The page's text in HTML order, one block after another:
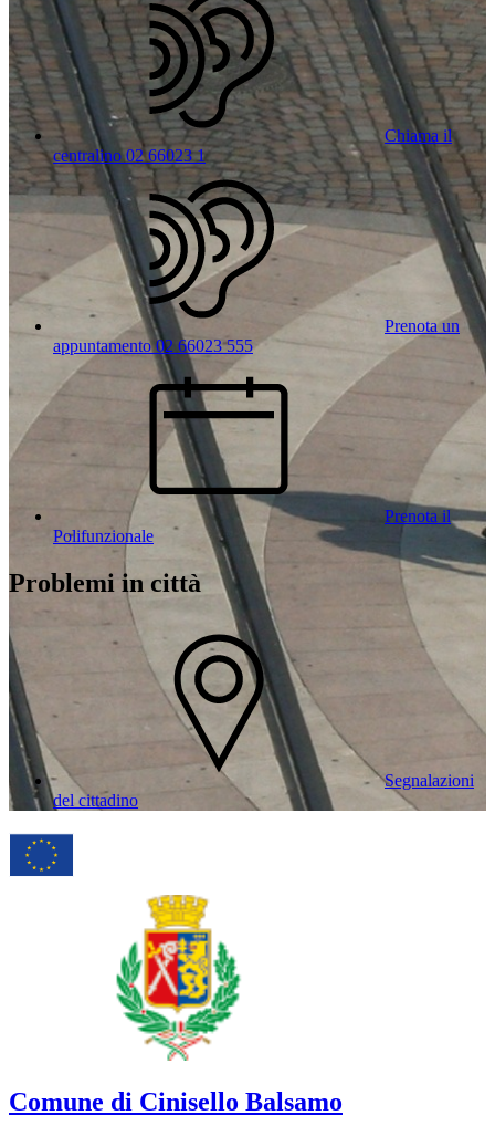
Chiama il
centralino 02 66023 1
Prenota un
appuntamento 02 66023 555
Prenota il
Polifunzionale
Problemi in città
Segnalazioni
del cittadino
Comune di Cinisello Balsamo